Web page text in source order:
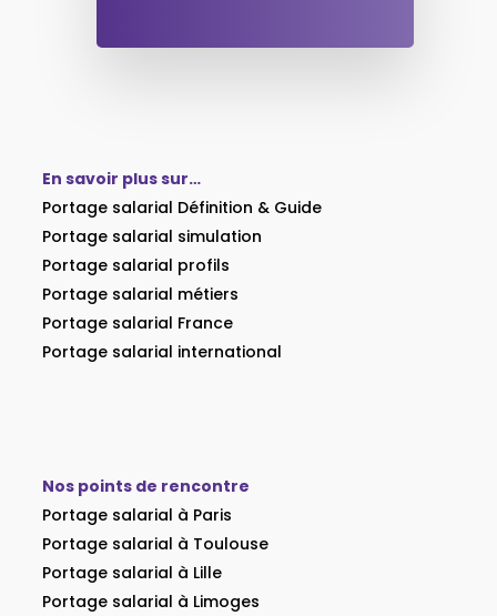
En savoir plus sur…
Portage salarial Définition & Guide
Portage salarial simulation
Portage salarial profils
Portage salarial métiers
Portage salarial France
Portage salarial international
Nos points de rencontre
Portage salarial à Paris
Portage salarial à Toulouse
Portage salarial à Lille
Portage salarial à Limoges